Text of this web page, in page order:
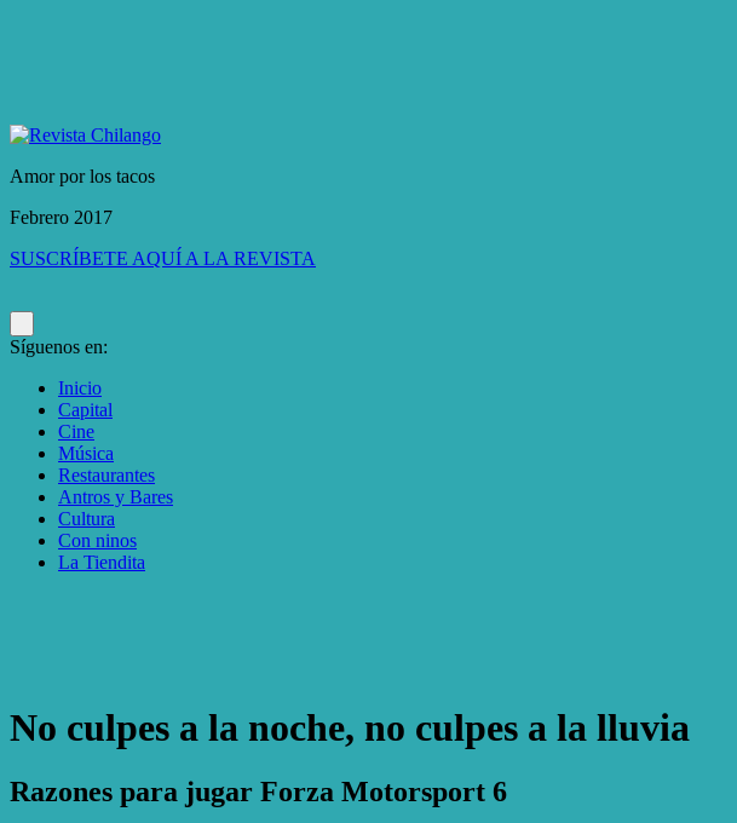
Amor por los tacos
Febrero 2017
SUSCRÍBETE AQUÍ A LA REVISTA
Síguenos en:
Inicio
Capital
Cine
Música
Restaurantes
Antros y Bares
Cultura
Con ninos
La Tiendita
No culpes a la noche, no culpes a la lluvia
Razones para jugar Forza Motorsport 6